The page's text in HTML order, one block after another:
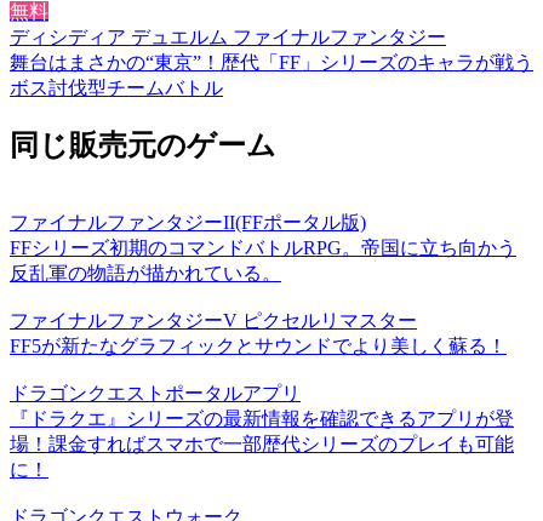
無料
ディシディア デュエルム ファイナルファンタジー
舞台はまさかの“東京”！歴代「FF」シリーズのキャラが戦う
ボス討伐型チームバトル
同じ販売元のゲーム
ファイナルファンタジーII(FFポータル版)
FFシリーズ初期のコマンドバトルRPG。帝国に立ち向かう
反乱軍の物語が描かれている。
ファイナルファンタジーV ピクセルリマスター
FF5が新たなグラフィックとサウンドでより美しく蘇る！
ドラゴンクエストポータルアプリ
『ドラクエ』シリーズの最新情報を確認できるアプリが登
場！課金すればスマホで一部歴代シリーズのプレイも可能
に！
ドラゴンクエストウォーク